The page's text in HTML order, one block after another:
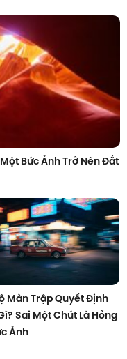
Bức Ảnh Trở Nên Đắt
Màn Trập Quyết Định
Sai Một Chút Là Hỏng
Ảnh